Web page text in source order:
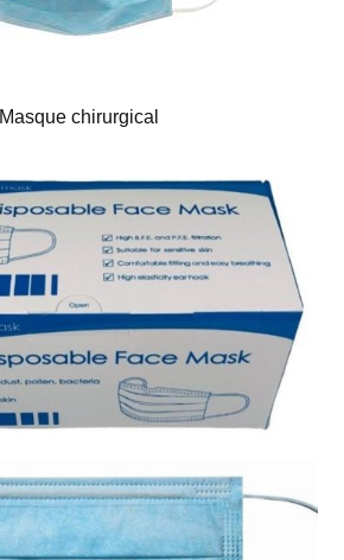
Masque chirurgical